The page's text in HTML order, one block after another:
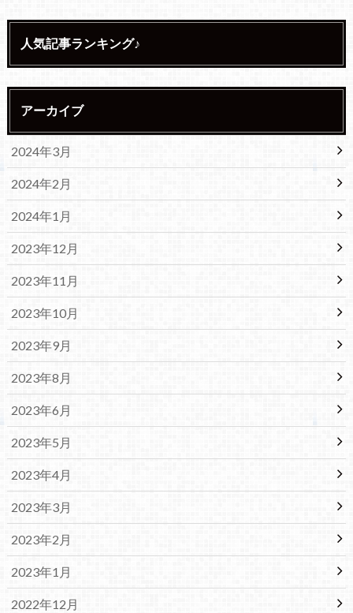
人気記事ランキング♪
アーカイブ
2024年3月
2024年2月
2024年1月
2023年12月
2023年11月
2023年10月
2023年9月
2023年8月
2023年6月
2023年5月
2023年4月
2023年3月
2023年2月
2023年1月
2022年12月